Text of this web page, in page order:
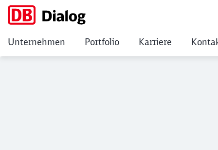
Unternehmen Portfolio Karriere